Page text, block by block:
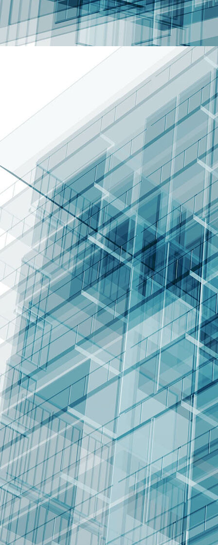
Rotes Rathaus